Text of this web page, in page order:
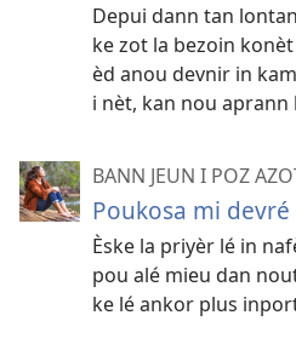
Depui dann tan
ke zot la bezoin
èd anou devnir in
i nèt, kan nou
BANN JEUN I POZ
Poukosa mi devré
Èske la priyèr lé in
pou alé mieu dan
ke lé ankor plus